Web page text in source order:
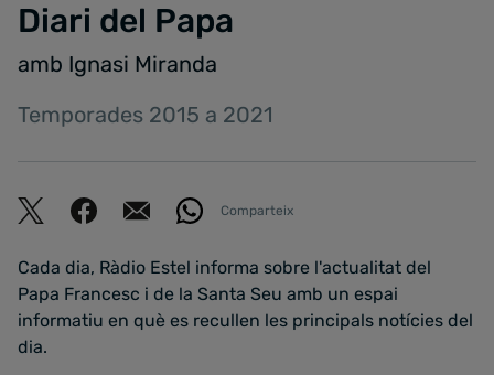
Diari del Papa
amb Ignasi Miranda
Temporades 2015 a 2021
Comparteix
Cada dia, Ràdio Estel informa sobre l'actualitat del
Papa Francesc i de la Santa Seu amb un espai
informatiu en què es recullen les principals notícies del
dia.